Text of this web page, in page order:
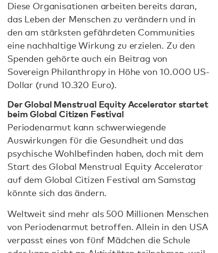
Diese Organisationen arbeiten bereits daran,
das Leben der Menschen zu verändern und in
den am stärksten gefährdeten Communities
eine nachhaltige Wirkung zu erzielen. Zu den
Spenden gehörte auch ein Beitrag von
Sovereign Philanthropy in Höhe von 10.000 US-
Dollar (rund 10.320 Euro).
Der Global Menstrual Equity Accelerator startet
beim Global Citizen Festival
Periodenarmut kann schwerwiegende
Auswirkungen für die Gesundheit und das
psychische Wohlbefinden haben, doch mit dem
Start des Global Menstrual Equity Accelerator
auf dem Global Citizen Festival am Samstag
könnte sich das ändern.
Weltweit sind mehr als 500 Millionen Menschen
von Periodenarmut betroffen. Allein in den USA
verpasst eines von fünf Mädchen die Schule